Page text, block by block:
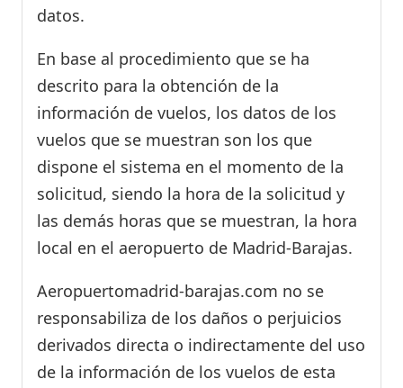
datos.
En base al procedimiento que se ha
descrito para la obtención de la
información de vuelos, los datos de los
vuelos que se muestran son los que
dispone el sistema en el momento de la
solicitud, siendo la hora de la solicitud y
las demás horas que se muestran, la hora
local en el aeropuerto de Madrid-Barajas.
Aeropuertomadrid-barajas.com no se
responsabiliza de los daños o perjuicios
derivados directa o indirectamente del uso
de la información de los vuelos de esta